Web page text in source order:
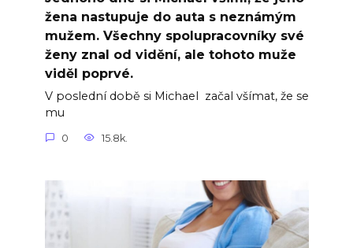
žena nastupuje do auta s neznámým
mužem. Všechny spolupracovníky své
ženy znal od vidění, ale tohoto muže
viděl poprvé.
V poslední době si Michael začal všímat, že se
mu
0 15.8k.